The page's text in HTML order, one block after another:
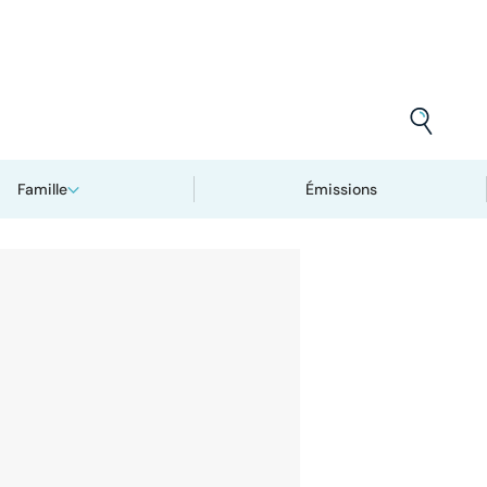
Famille Émissions